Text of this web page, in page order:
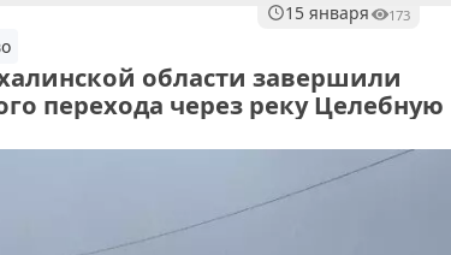
15 января 173
области завершили
перехода через реку Целебную